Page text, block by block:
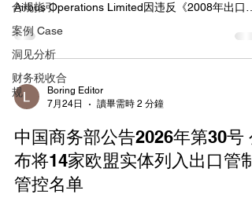
合规指引
案例 Case
洞见分析
财务税收合
规
Airbus Operations Limited因违反《2008年出口管
制令》（The Export Control Order 2008）相关规
定，向英国税务海关总署（HM Revenue and
Customs，HMRC）支付总计6,409,388英镑的复
和解金（compound settlement）。 该公司在
年11月之前的一段持续时间内，多次违反开放一般
出口许可证（Open General Export Licences，
Individual Export Licence，SIEL）的条件，包括
能准确保存受控技术转让记录、未按规定保存登记
册等，构成《2008年出口管制令》第38(1)(a)和
条项下的违法行为。 此案由Airbus Operations
Boring Editor
7月24日
讀畢需時 2 分鐘
中国商务部公告2026年第30号
布将14家欧盟实体列入出口管制
管控名单